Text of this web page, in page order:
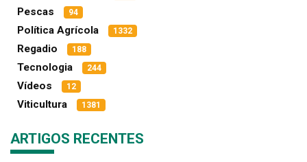
Pescas 94
Política Agrícola 1332
Regadio 188
Tecnologia 244
Vídeos 12
Viticultura 1381
ARTIGOS RECENTES